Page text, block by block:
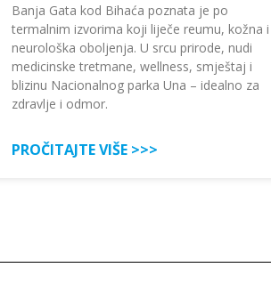
Banja Gata kod Bihaća poznata je po
termalnim izvorima koji liječe reumu, kožna i
neurološka oboljenja. U srcu prirode, nudi
medicinske tretmane, wellness, smještaj i
blizinu Nacionalnog parka Una – idealno za
zdravlje i odmor.
PROČITAJTE VIŠE >>>